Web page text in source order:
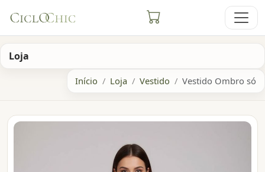
Loja
Início Loja Vestido Vestido Ombro só